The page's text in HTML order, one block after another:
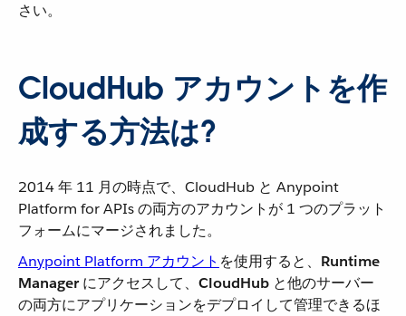
さい。
CloudHub アカウントを作
成する方法は?
2014 年 11 月の時点で、CloudHub と Anypoint
Platform for APIs の両方のアカウントが 1 つのプラット
フォームにマージされました。
Anypoint Platform アカウント ​を使用すると、​ Runtime
Manager​ にアクセスして、​ CloudHub ​ と他のサーバー
の両方にアプリケーションをデプロイして管理できるほ